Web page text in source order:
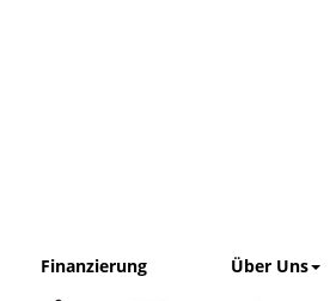
Finanzierung Über Uns